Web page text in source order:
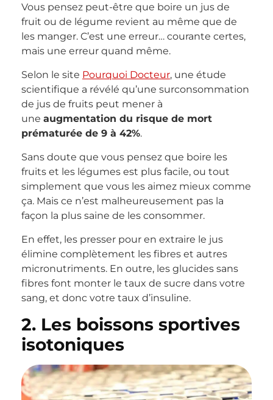
Vous pensez peut-être que boire un jus de
fruit ou de légume revient au même que de
les manger. C’est une erreur… courante certes,
mais une erreur quand même.
Selon le site Pourquoi Docteur, une étude
scientifique a révélé qu’une surconsommation
de jus de fruits peut mener à
une augmentation du risque de mort
prématurée de 9 à 42%.
Sans doute que vous pensez que boire les
fruits et les légumes est plus facile, ou tout
simplement que vous les aimez mieux comme
ça. Mais ce n’est malheureusement pas la
façon la plus saine de les consommer.
En effet, les presser pour en extraire le jus
élimine complètement les fibres et autres
micronutriments. En outre, les glucides sans
fibres font monter le taux de sucre dans votre
sang, et donc votre taux d’insuline.
2. Les boissons sportives
isotoniques